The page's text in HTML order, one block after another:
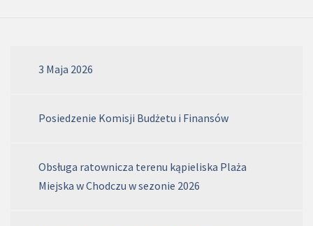
3 Maja 2026
Posiedzenie Komisji Budżetu i Finansów
Obsługa ratownicza terenu kąpieliska Plaża
Miejska w Chodczu w sezonie 2026